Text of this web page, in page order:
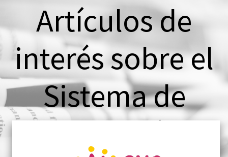
Artículos de
interés sobre el
Sistema de
Cooperación al